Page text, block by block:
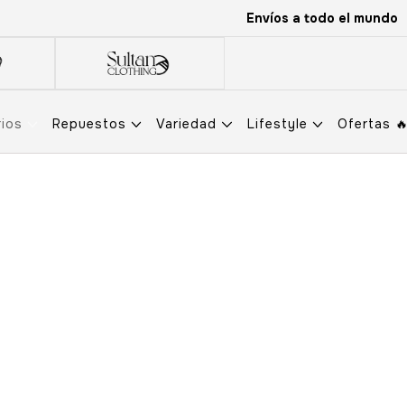
Envíos a todo el mundo
Repuestos Variedad Lifestyle Ofertas 🔥